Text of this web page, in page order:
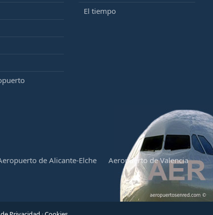
El tiempo
de Alicante-Elche
Aeropuerto de Valencia